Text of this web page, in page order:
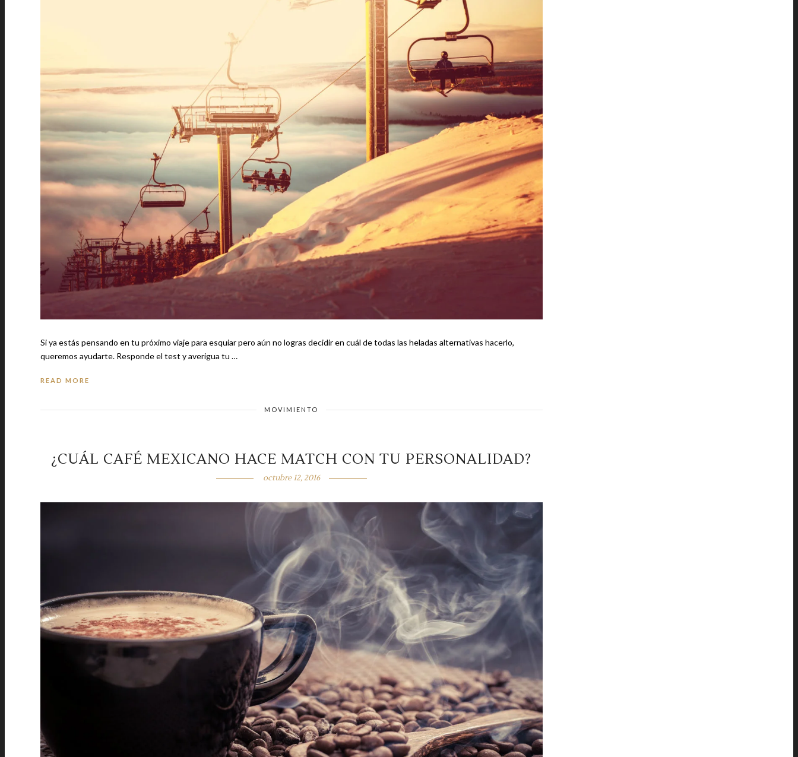
Si ya estás pensando en tu próximo viaje para esquiar pero aún no logras decidir en cuál de todas las heladas alternativas hacerlo,
queremos ayudarte. Responde el test y averigua tu …
READ MORE
MOVIMIENTO
¿CUÁL CAFÉ MEXICANO HACE MATCH CON TU PERSONALIDAD?
octubre 12, 2016